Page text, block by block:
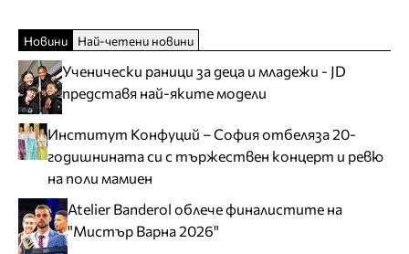
Новини Най-четени новини
Ученически раници за деца и младежи - JD
представя най-яките модели
Институт Конфуций – София отбеляза 20-
годишнината си с тържествен концерт и ревю
на поли мамиен
Atelier Banderol облече финалистите на
"Мистър Варна 2026"